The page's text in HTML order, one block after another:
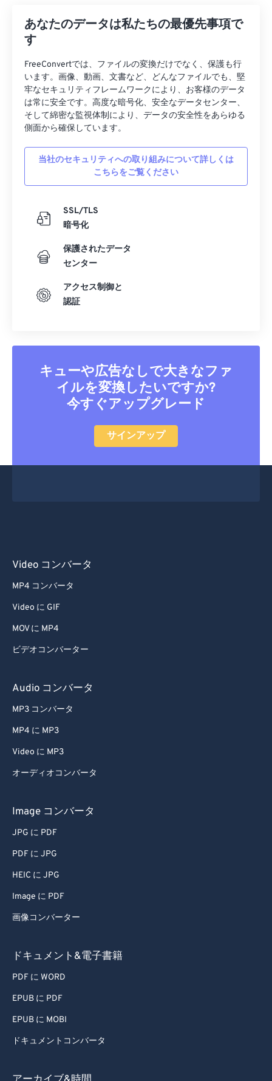
あなたのデータは私たちの最優先事項で
す
FreeConvertでは、ファイルの変換だけでなく、保護も行
います。画像、動画、文書など、どんなファイルでも、堅
牢なセキュリティフレームワークにより、お客様のデータ
は常に安全です。高度な暗号化、安全なデータセンター、
そして綿密な監視体制により、データの安全性をあらゆる
側面から確保しています。
当社のセキュリティへの取り組みについて詳しくは
こちらをご覧ください
SSL/TLS
暗号化
保護されたデータ
センター
アクセス制御と
認証
キューや広告なしで大きなファ
イルを変換したいですか?
今すぐアップグレード
サインアップ
Video コンバータ
MP4 コンバータ
Video に GIF
MOV に MP4
ビデオコンバーター
Audio コンバータ
MP3 コンバータ
MP4 に MP3
Video に MP3
オーディオコンバータ
Image コンバータ
JPG に PDF
PDF に JPG
HEIC に JPG
Image に PDF
画像コンバーター
ドキュメント&電子書籍
PDF に WORD
EPUB に PDF
EPUB に MOBI
ドキュメントコンバータ